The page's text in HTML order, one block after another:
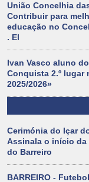
União Concelhia
Contribuir para
educação no
. El
Ivan Vasco aluno
Conquista 2.º lugar
2025/2026»
Cerimónia do Içar
Assinala o início da
do Barreiro
BARREIRO -